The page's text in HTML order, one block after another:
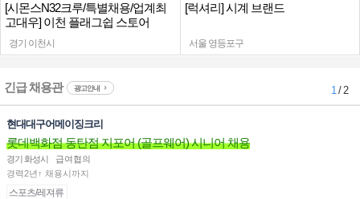
[시몬스N32크루/특별채용/업계최
고대우] 이천 플래그쉽 스토어
경기 이천시
[럭셔리] 시계 브랜드
서울 영등포구
긴급 채용관 광고안내 1/ 2
현대대구어메이징크리
롯데백화점 동탄점 지포어 (골프웨어) 시니어 채용
경기 화성시
급여협의
경력2년↑ 채용시까지
스포츠/레져류